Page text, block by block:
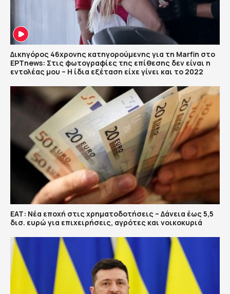
Δικηγόρος 46χρονης κατηγορούμενης για τη Marfin στο
ΕΡΤnews: Στις φωτογραφίες της επίθεσης δεν είναι η
εντολέας μου – Η ίδια εξέταση είχε γίνει και το 2022
ΕΑΤ: Νέα εποχή στις χρηματοδοτήσεις – Δάνεια έως 5,5
δισ. ευρώ για επιχειρήσεις, αγρότες και νοικοκυριά